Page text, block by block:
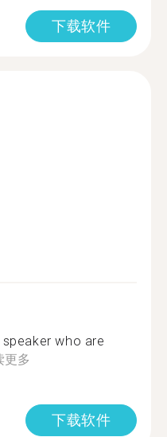
下载软件
who are
更多
下载软件